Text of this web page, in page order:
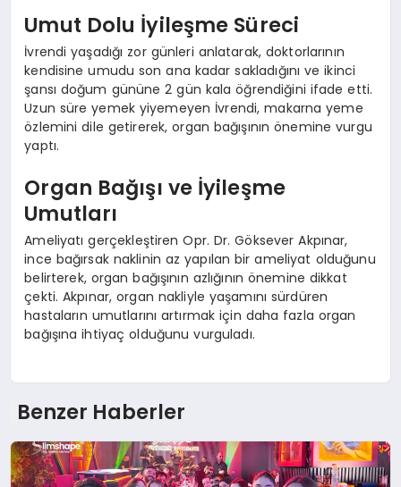
Umut Dolu İyileşme Süreci
İvrendi yaşadığı zor günleri anlatarak, doktorlarının
kendisine umudu son ana kadar sakladığını ve ikinci
şansı doğum gününe 2 gün kala öğrendiğini ifade etti.
Uzun süre yemek yiyemeyen İvrendi, makarna yeme
özlemini dile getirerek, organ bağışının önemine vurgu
yaptı.
Organ Bağışı ve İyileşme
Umutları
Ameliyatı gerçekleştiren Opr. Dr. Göksever Akpınar,
ince bağırsak naklinin az yapılan bir ameliyat olduğunu
belirterek, organ bağışının azlığının önemine dikkat
çekti. Akpınar, organ nakliyle yaşamını sürdüren
hastaların umutlarını artırmak için daha fazla organ
bağışına ihtiyaç olduğunu vurguladı.
Benzer Haberler